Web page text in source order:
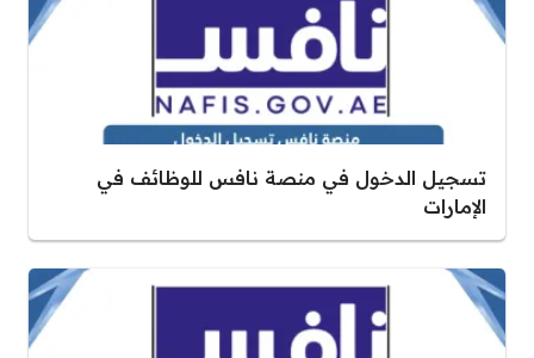
تسجيل الدخول في منصة نافس للوظائف في
الإمارات